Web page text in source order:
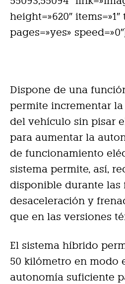
height=»620″ items=»1″
pages=»yes»
Dispone de una
permite incrementar
del vehículo sin pisar
para aumentar la
de funcionamiento
sistema permite, así,
disponible durante las
desaceleración y
que en las versiones
El sistema híbrido
50 kilómetro en modo
autonomía suficiente